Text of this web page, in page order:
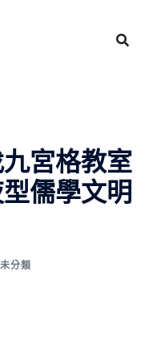
宮格教室
儒學文明
未分類